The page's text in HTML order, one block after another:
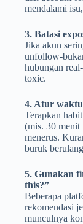
mendalami
3. Batasi
Jika akun
unfollow-
hubungan
toxic.
4. Atur
Terapkan
(mis. 30 menit
menerus.
buruk
5. Gunakan
this?”
Beberapa
rekomendasi
munculnya